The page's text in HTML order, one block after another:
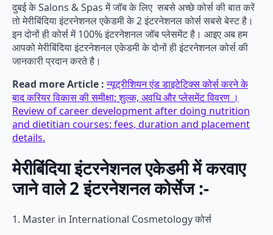
दुबई के Salons & Spas में जॉब के लिए सबसे अच्छे कोर्स की बात करें
तो मेरीबिंदिया इंटरनेशनल एकेडमी के 2 इंटरनेशनल कोर्स सबसे बेस्ट है।
इन दोनों ही कोर्स में 100% इंटरनेशनल जॉब प्लेसमेंट है। आइए अब हम
आपको मेरीबिंदिया इंटरनेशनल एकेडमी के दोनों ही इंटरनेशनल कोर्स की
जानकारी प्रदान करते है।
Read more Article :न्यूट्रीशियन एंड डाइटेटिक्स कोर्स करने के
बाद करियर विकास की समीक्षा: शुल्क, अवधि और प्लेसमेंट विवरण ।
Review of career development after doing nutrition
and dietitian courses: fees, duration and placement
details.
मेरीबिंदिया इंटरनेशनल एकेडमी में करवाए
जाने वाले 2 इंटरनेशनल कोर्सेज :-
1. Master in International Cosmetology कोर्स